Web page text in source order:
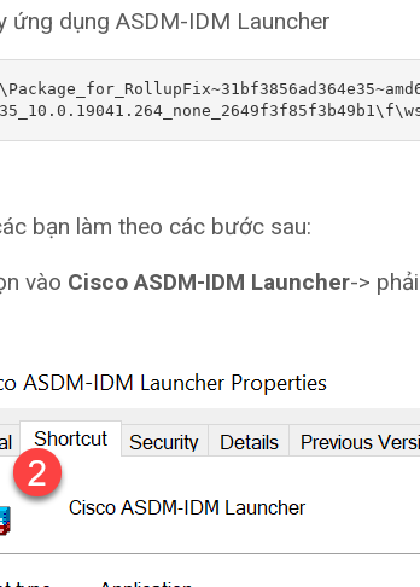
ứng dụng ASDM-IDM Launcher
bạn làm theo các bước sau:
vào Cisco ASDM-IDM Launcher->